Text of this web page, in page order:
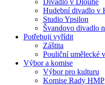
Divadlo v Dlouhé
Hudební divadlo v
Studio Ypsilon
Švandovo divadlo
Potřebuji vyřídit
Záštita
Pouliční umělecké
Výbor a komise
Výbor pro kulturu
Komise Rady HMP